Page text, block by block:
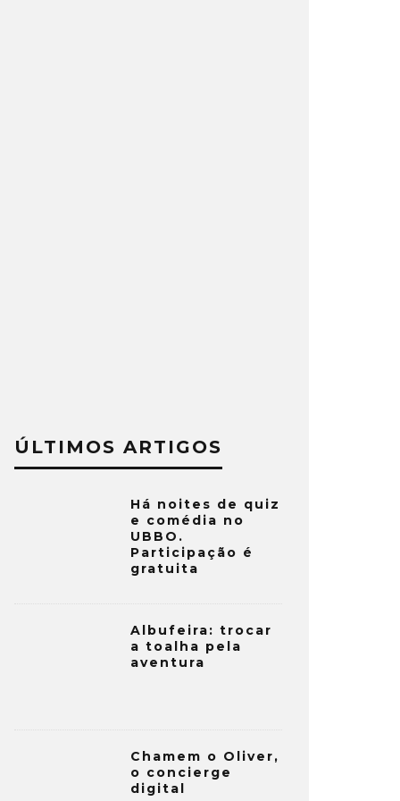
ÚLTIMOS ARTIGOS
Há noites de quiz
e comédia no
UBBO.
Participação é
gratuita
Albufeira: trocar
a toalha pela
aventura
Chamem o Oliver,
o concierge
digital